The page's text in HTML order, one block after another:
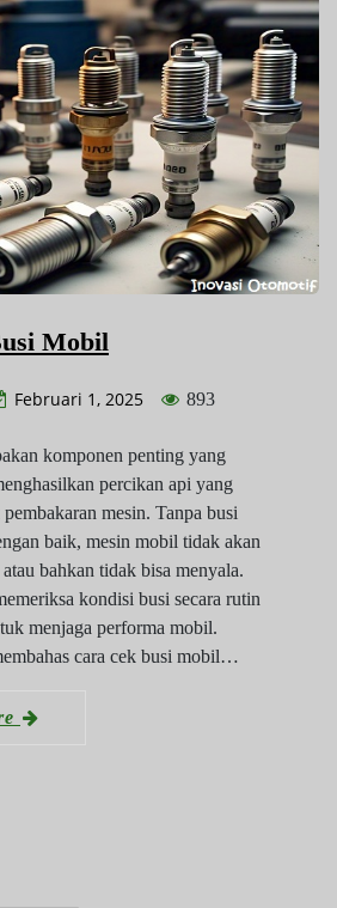
Mobil
Februari 1, 2025 893
komponen penting yang
percikan api yang
mesin. Tanpa busi
baik, mesin mobil tidak akan
bahkan tidak bisa menyala.
kondisi busi secara rutin
menjaga performa mobil.
cara cek busi mobil…